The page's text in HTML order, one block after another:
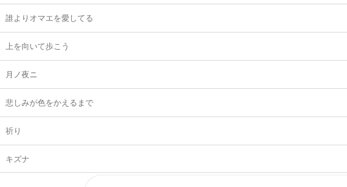
誰よりオマエを愛してる
上を向いて歩こう
月ノ夜ニ
悲しみが色をかえるまで
祈り
キズナ